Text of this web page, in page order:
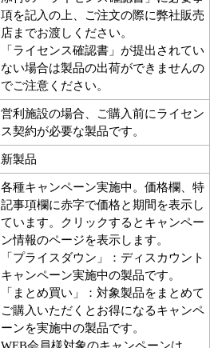
項を記入の上、ご注文の際に弊社販売
店までお渡しください。
「ライセンス確認書」が提出されてい
ない場合は製品の出荷ができませんの
でご注意ください。
営利施設の場合、ご購入前にライセン
ス契約が必要な製品です。
新製品
各種キャンペーン実施中。価格欄、特
記事項欄に赤字で価格と期間を表示し
ています。クリックするとキャンペー
ン情報のページを表示します。
「プライスダウン」：ディスカウント
キャンペーン実施中の製品です。
「まとめ買い」：対象製品をまとめて
ご購入いただくとお得になるキャンペ
ーンを実施中の製品です。